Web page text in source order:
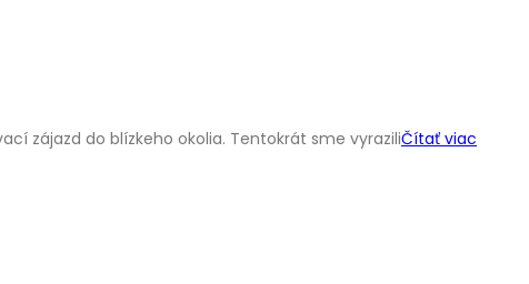
zájazd do blízkeho okolia. Tentokrát sme vyraziliČítať viac